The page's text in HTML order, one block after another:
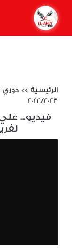
الرئيسية >> دوري
2022/2023
فيديو...